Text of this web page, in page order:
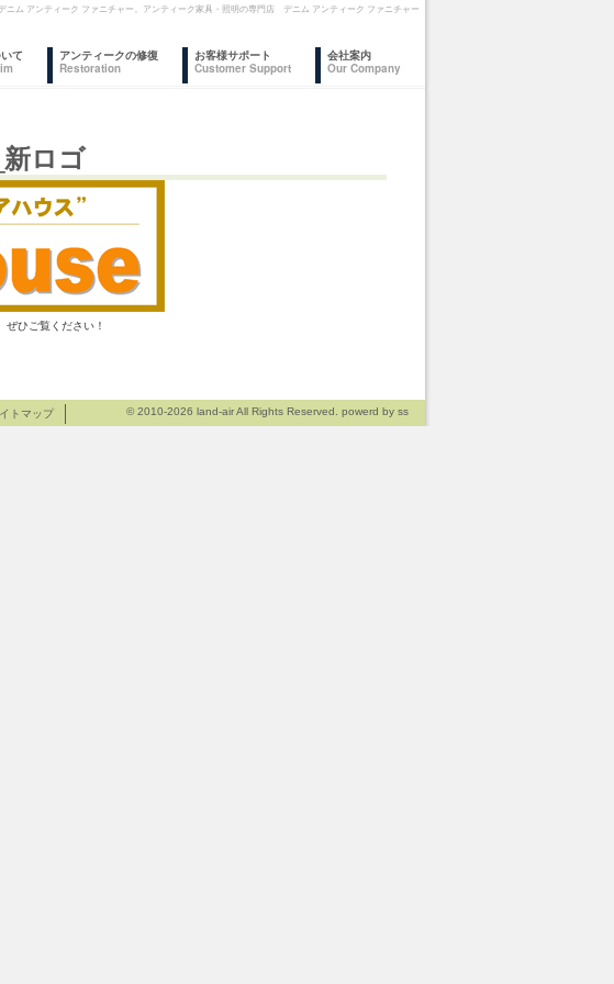
ニム アンティーク ファニチャー。アンティーク家具・照明の専門店 デニム アンティーク ファニチャー
て
アンティークの修復
Restoration
お客様サポート
Customer Support
会社案内
Our Company
ロゴ
ひご覧ください！
© 2010-2026 land-airAll Rights Reserved. powerd by ss
トマップ